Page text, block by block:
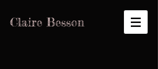
Claire Besson